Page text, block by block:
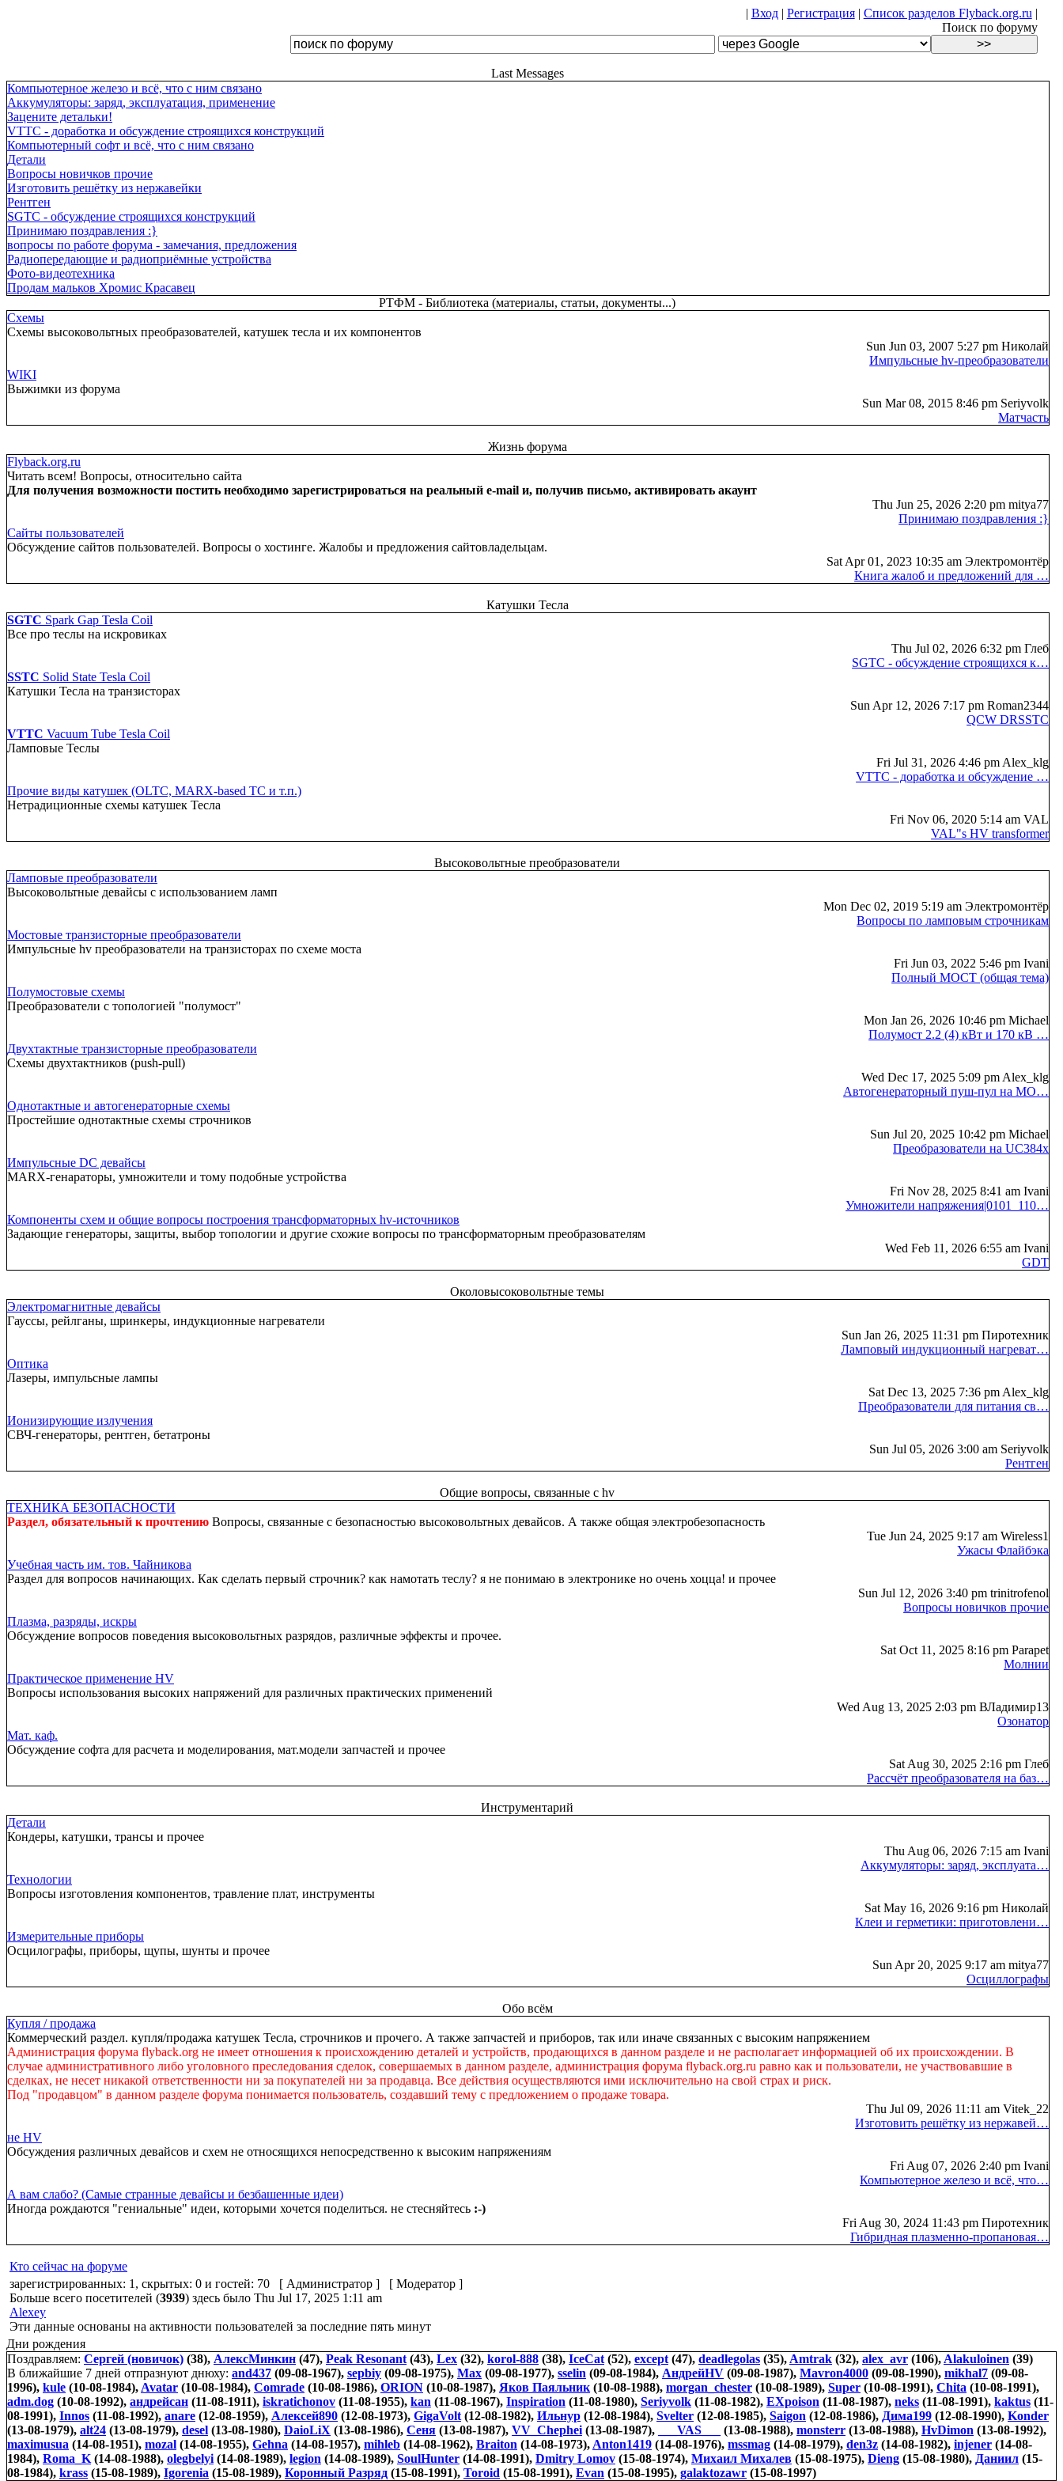
| Вход| Регистрация| Список разделов Flyback.org.ru |
Поиск по форуму
Last Messages
Компьютерное железо и всё, что с ним связано
Аккумуляторы: заряд, эксплуатация, применение
Зацените детальки!
VTTC - доработка и обсуждение строящихся конструкций
Компьютерный софт и всё, что с ним связано
Детали
Вопросы новичков прочие
Изготовить решётку из нержавейки
Рентген
SGTC - обсуждение строящихся конструкций
Принимаю поздравления :}
вопросы по работе форума - замечания, предложения
Радиопередающие и радиоприёмные устройства
Фото-видеотехника
Продам мальков Хромис Красавец
РТФМ - Библиотека (материалы, статьи, документы...)
Схемы
Схемы высоковольтных преобразователей, катушек тесла и их компонентов
Sun Jun 03, 2007 5:27 pm Николай
Импульсные hv-преобразователи
WIKI
Выжимки из форума
Sun Mar 08, 2015 8:46 pm Seriyvolk
Матчасть
Жизнь форума
Flyback.org.ru
Читать всем! Вопросы, относительно сайта
Для получения возможности постить необходимо зарегистрироваться на реальный e-mail и, получив письмо, активировать акаунт
Thu Jun 25, 2026 2:20 pm mitya77
Принимаю поздравления :}
Сайты пользователей
Обсуждение сайтов пользователей. Вопросы о хостинге. Жалобы и предложения сайтовладельцам.
Sat Apr 01, 2023 10:35 am Электромонтёр
Книга жалоб и предложений для …
Катушки Тесла
SGTC Spark Gap Tesla Coil
Все про теслы на искровиках
Thu Jul 02, 2026 6:32 pm Глеб
SGTC - обсуждение строящихся к…
SSTC Solid State Tesla Coil
Катушки Тесла на транзисторах
Sun Apr 12, 2026 7:17 pm Roman2344
QCW DRSSTC
VTTC Vacuum Tube Tesla Coil
Ламповые Теслы
Fri Jul 31, 2026 4:46 pm Alex_klg
VTTC - доработка и обсуждение …
Прочие виды катушек (OLTC, MARX-based TC и т.п.)
Нетрадиционные схемы катушек Тесла
Fri Nov 06, 2020 5:14 am VAL
VAL"s HV transformer
Высоковольтные преобразователи
Ламповые преобразователи
Высоковольтные девайсы с использованием ламп
Mon Dec 02, 2019 5:19 am Электромонтёр
Вопросы по ламповым строчникам
Мостовые транзисторные преобразователи
Импульсные hv преобразователи на транзисторах по схеме моста
Fri Jun 03, 2022 5:46 pm Ivani
Полный МОСТ (общая тема)
Полумостовые схемы
Преобразователи с топологией "полумост"
Mon Jan 26, 2026 10:46 pm Michael
Полумост 2.2 (4) кВт и 170 кВ …
Двухтактные транзисторные преобразователи
Схемы двухтактников (push-pull)
Wed Dec 17, 2025 5:09 pm Alex_klg
Автогенераторный пуш-пул на MO…
Однотактные и автогенераторные схемы
Простейшие однотактные схемы строчников
Sun Jul 20, 2025 10:42 pm Michael
Преобразователи на UC384x
Импульсные DC девайсы
MARX-генараторы, умножители и тому подобные устройства
Fri Nov 28, 2025 8:41 am Ivani
Умножители напряжения|0101_110…
Компоненты схем и общие вопросы построения трансформаторных hv-источников
Задающие генераторы, защиты, выбор топологии и другие схожие вопросы по трансформаторным преобразователям
Wed Feb 11, 2026 6:55 am Ivani
GDT
Околовысоковольтные темы
Электромагнитные девайсы
Гауссы, рейлганы, шринкеры, индукционные нагреватели
Sun Jan 26, 2025 11:31 pm Пиротехник
Ламповый индукционный нагреват…
Оптика
Лазеры, импульсные лампы
Sat Dec 13, 2025 7:36 pm Alex_klg
Преобразователи для питания св…
Ионизирующие излучения
СВЧ-генераторы, рентген, бетатроны
Sun Jul 05, 2026 3:00 am Seriyvolk
Рентген
Общие вопросы, связанные с hv
ТЕХНИКА БЕЗОПАСНОСТИ
Раздел, обязательный к прочтению Вопросы, связанные с безопасностью высоковольтных девайсов. А также общая электробезопасность
Tue Jun 24, 2025 9:17 am Wireless1
Ужасы Флайбэка
Учебная часть им. тов. Чайникова
Раздел для вопросов начинающих. Как сделать первый строчник? как намотать теслу? я не понимаю в электронике но очень хоцца! и прочее
Sun Jul 12, 2026 3:40 pm trinitrofenol
Вопросы новичков прочие
Плазма, разряды, искры
Обсуждение вопросов поведения высоковольтных разрядов, различные эффекты и прочее.
Sat Oct 11, 2025 8:16 pm Parapet
Молнии
Практическое применение HV
Вопросы использования высоких напряжений для различных практических применений
Wed Aug 13, 2025 2:03 pm ВЛадимир13
Озонатор
Мат. каф.
Обсуждение софта для расчета и моделирования, мат.модели запчастей и прочее
Sat Aug 30, 2025 2:16 pm Глеб
Рассчёт преобразователя на баз…
Инструментарий
Детали
Кондеры, катушки, трансы и прочее
Thu Aug 06, 2026 7:15 am Ivani
Аккумуляторы: заряд, эксплуата…
Технологии
Вопросы изготовления компонентов, травление плат, инструменты
Sat May 16, 2026 9:16 pm Николай
Клеи и герметики: приготовлени…
Измерительные приборы
Осцилографы, приборы, щупы, шунты и прочее
Sun Apr 20, 2025 9:17 am mitya77
Осциллографы
Обо всём
Купля / продажа
Коммерческий раздел. купля/продажа катушек Тесла, строчников и прочего. А также запчастей и приборов, так или иначе связанных с высоким напряжением
Администрация форума flyback.org не имеет отношения к происхождению деталей и устройств, продающихся в данном разделе и не располагает информацией об их происхождении. В
случае административного либо уголовного преследования сделок, совершаемых в данном разделе, администрация форума flyback.org.ru равно как и пользователи, не участвовавшие в
сделках, не несет никакой ответственности ни за покупателей ни за продавца. Все действия осуществляются ими исключительно на свой страх и риск.
Под "продавцом" в данном разделе форума понимается пользователь, создавший тему с предложением о продаже товара.
Thu Jul 09, 2026 11:11 am Vitek_22
Изготовить решётку из нержавей…
не HV
Обсуждения различных девайсов и схем не относящихся непосредственно к высоким напряжениям
Fri Aug 07, 2026 2:40 pm Ivani
Компьютерное железо и всё, что…
А вам слабо? (Самые странные девайсы и безбашенные идеи)
Иногда рождаются "гениальные" идеи, которыми хочется поделиться. не стесняйтесь :-)
Fri Aug 30, 2024 11:43 pm Пиротехник
Гибридная плазменно-пропановая…
Кто сейчас на форуме
зарегистрированных: 1, скрытых: 0 и гостей: 70 [ Администратор ] [ Модератор ]
Больше всего посетителей (3939) здесь было Thu Jul 17, 2025 1:11 am
Alexey
Эти данные основаны на активности пользователей за последние пять минут
Дни рождения
Поздравляем: Сергей (новичок) (38), АлексМинкин (47), Peak Resonant (43), Lex (32), korol-888 (38), IceCat (52), except (47), deadlegolas (35), Amtrak (32), alex_avr (106), Alakuloinen (39)
В ближайшие 7 дней отпразнуют днюху: and437 (09-08-1967), sepbiy (09-08-1975), Max (09-08-1977), sselin (09-08-1984), АндрейHV (09-08-1987), Mavron4000 (09-08-1990), mikhal7 (09-08-
1996), kule (10-08-1984), Avatar (10-08-1984), Comrade (10-08-1986), ORION (10-08-1987), Яков Паяльник (10-08-1988), morgan_chester (10-08-1989), Super (10-08-1991), Chita (10-08-1991),
adm.dog (10-08-1992), андрейсан (11-08-1911), iskratichonov (11-08-1955), kan (11-08-1967), Inspiration (11-08-1980), Seriyvolk (11-08-1982), EXpoison (11-08-1987), neks (11-08-1991), kaktus (11-
08-1991), Innos (11-08-1992), anare (12-08-1959), Алексей890 (12-08-1973), GigaVolt (12-08-1982), Ильнур (12-08-1984), Svelter (12-08-1985), Saigon (12-08-1986), Дима199 (12-08-1990), Konder
(13-08-1979), alt24 (13-08-1979), desel (13-08-1980), DaioLiX (13-08-1986), Сеня (13-08-1987), VV_Chephei (13-08-1987), ___VAS___ (13-08-1988), monsterr (13-08-1988), HvDimon (13-08-1992),
maximusua (14-08-1951), mozal (14-08-1955), Gehna (14-08-1957), mihleb (14-08-1962), Braiton (14-08-1973), Anton1419 (14-08-1976), mssmag (14-08-1979), den3z (14-08-1982), injener (14-08-
1984), Roma_K (14-08-1988), olegbelyi (14-08-1989), legion (14-08-1989), SoulHunter (14-08-1991), Dmitry Lomov (15-08-1974), Михаил Михалев (15-08-1975), Dieng (15-08-1980), Даниил (15-
08-1984), krass (15-08-1989), Igorenia (15-08-1989), Коронный Разряд (15-08-1991), Toroid (15-08-1991), Evan (15-08-1995), galaktozawr (15-08-1997)